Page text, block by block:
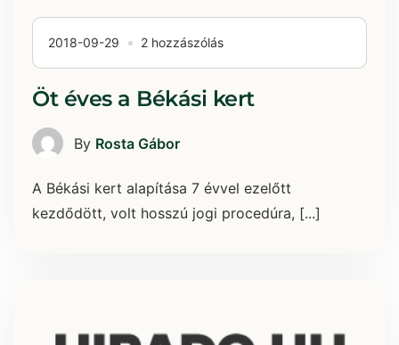
2018-09-29 2 hozzászólás
Öt éves a Békási kert
By Rosta Gábor
A Békási kert alapítása 7 évvel ezelőtt
kezdődött, volt hosszú jogi procedúra, [...]